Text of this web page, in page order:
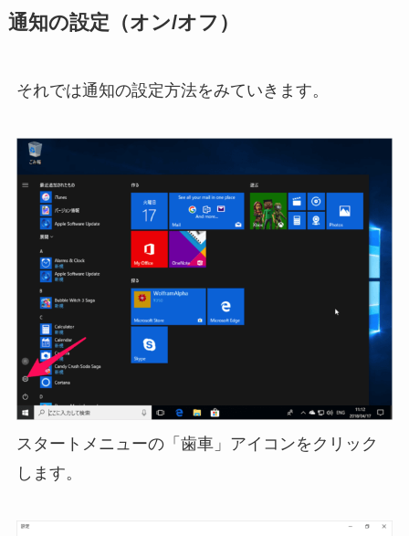
通知の設定（オン/オフ）
それでは通知の設定方法をみていきます。
スタートメニューの「歯車」アイコンをクリック
します。